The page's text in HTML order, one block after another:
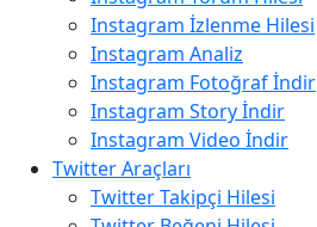
Instagram İzlenme Hilesi
Instagram Analiz
Instagram Fotoğraf İndir
Instagram Story İndir
Instagram Video İndir
Twitter Araçları
Twitter Takipçi Hilesi